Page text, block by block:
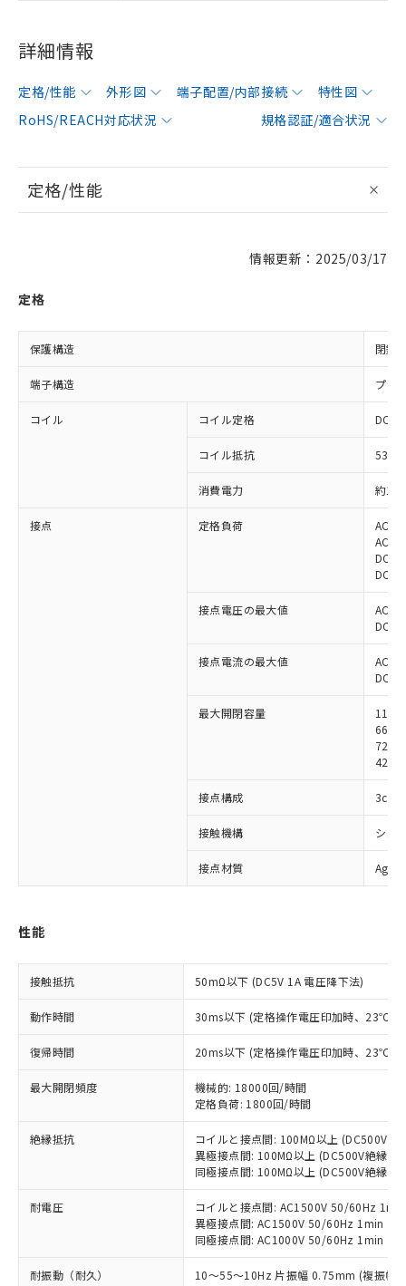
詳細情報
定格/性能 外形図 端子配置/内部接続
特性図
RoHS/REACH対応状況
規格認証/適合状況
定格/性能
情報更新：2025/03/17
定格
保護構造 閉鎖
端子構造 プラ
コイル コイル定格
コイル抵抗
消費電力 約
接点 定格負荷
接点電圧の最大値
接点電流の最大値
AC:
DC:
最大開閉容量
72W
42W
接点構成 3c
接触機構 シン
接点材質 Ag
性能
接触抵抗 50mΩ以下 (DC5V 1A 電圧降下法)
動作時間 30ms以下 (定格操作電圧印加時、23℃、
復帰時間 20ms以下 (定格操作電圧印加時、23℃、
最大開閉頻度
機械的: 18000回/時間
定格負荷: 1800回/時間
絶縁抵抗
コイルと接点間: 100MΩ以上 (DC500V絶
異極接点間: 100MΩ以上 (DC500V絶縁抵
同極接点間: 100MΩ以上 (DC500V絶縁抵
耐電圧
コイルと接点間: AC1500V 50/60Hz 1min
異極接点間: AC1500V 50/60Hz 1min
同極接点間: AC1000V 50/60Hz 1min
耐振動（耐久） 10～55～10Hz 片振幅 0.75mm (複振幅
ご利用条件
以下の条件をお読みいただき、同意のうえ
本サービスは、当社制御機器事業取扱
商品の当社在庫状況および標準価格
(税抜)を提供させていただくもので
当社制御機器事業取扱商品の中には、
本サービスの対象外となる商品もある
ことをご了承ください。
在庫状況および標準価格照会結果は、
記載している更新日時点での社内デー
タに基づき作成されるものであり、閲
※1 対応状況
対応予定：EU RoHS指令（10物質）の非含
有に対応した製品に切り替える予定のある
商品です。
対応予定なし：EU RoHS指令（10物質）の
非含有に非対応の商品で、対応品を出す予
調査・確認中：EU RoHS指令（10物質）の
非含有の対応状況を調査中または確認中の
非該当品：ライセンス料など無形物で、有
害物質有無と関係のない商品です。
仕入先様の事情により、非含有部品として
いたものが、含有品と判明した場合などや
むを得ず変更することがあります。
*EU RoHS指令（10物質）：
鉛(Pb) 1000ppm以下、 水銀(Hg) 1000ppm以下、 カド
※1 中国RoHS○×表
「○」：最大均質材料含有率が中国RoHSの
基準値以下であることを示します。
「×」：最大均質材料含有率が中国RoHSの
基準値を超えていることを示します。
「－」：未確認です。当社販売部門へお問
*中国RoHS10物質の基準値 (GB/T26572)：
当社は、これら貴社製品のうち、外国
為替および外国貿易法に定める商品
（以下｢規制貨物等」という）を輸出
または国外への提供する場合は、日本
記